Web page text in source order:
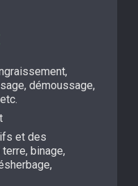
démoussage,
et des
binage,